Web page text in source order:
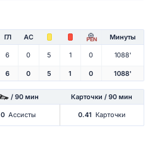
ГЛ АС PEN Минуты
6 0 5 1 0 1088'
6 0 5 1 0 1088'
/ 90 мин Карточки / 90 мин
0 Ассисты 0.41 Карточки